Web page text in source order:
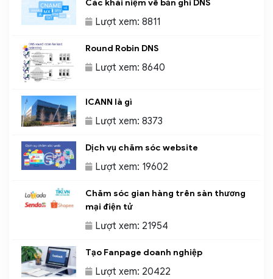
Các khái niệm về bản ghi DNS
Lượt xem: 8811
Round Robin DNS
Lượt xem: 8640
ICANN là gì
Lượt xem: 8373
Dịch vụ chăm sóc website
Lượt xem: 19602
Chăm sóc gian hàng trên sàn thương
mại điện tử
Lượt xem: 21954
Tạo Fanpage doanh nghiệp
Lượt xem: 20422